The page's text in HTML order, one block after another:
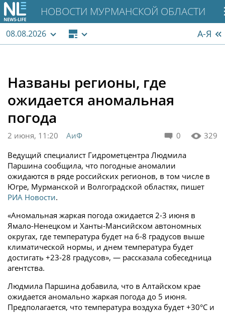
НОВОСТИ МУРМАНСКОЙ ОБЛАСТИ
08.08.2026 А-Я
Названы регионы, где
ожидается аномальная
погода
0 329
2 июня, 11:20
АиФ
Ведущий специалист Гидрометцентра Людмила
Паршина сообщила, что погодные аномалии
ожидаются в ряде российских регионов, в том числе в
Югре, Мурманской и Волгоградской областях, пишет
РИА Новости.
«Аномальная жаркая погода ожидается 2-3 июня в
Ямало-Ненецком и Ханты-Мансийском автономных
округах, где температура будет на 6-8 градусов выше
климатической нормы, и днем температура будет
достигать +23-28 градусов», — рассказала собеседница
агентства.
Людмила Паршина добавила, что в Алтайском крае
ожидается аномально жаркая погода до 5 июня.
Предполагается, что температура воздуха будет +30°C и